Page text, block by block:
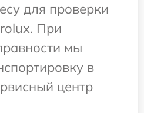
для проверки
При
мы
в
центр